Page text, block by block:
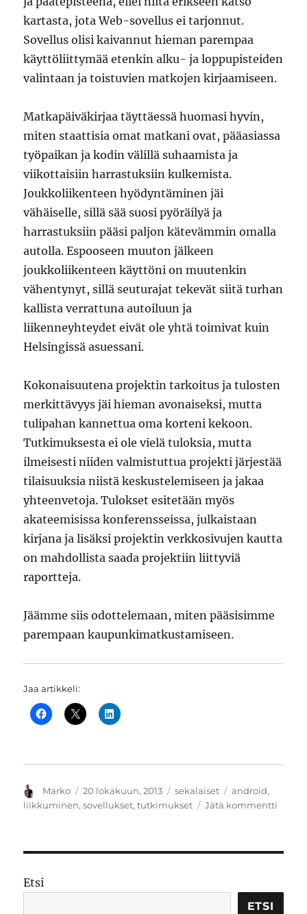
kartasta, jota Web-sovellus ei tarjonnut.
Sovellus olisi kaivannut hieman parempaa
käyttöliittymää etenkin alku- ja loppupisteiden
valintaan ja toistuvien matkojen kirjaamiseen.
Matkapäiväkirjaa täyttäessä huomasi hyvin,
miten staattisia omat matkani ovat, pääasiassa
työpaikan ja kodin välillä suhaamista ja
viikottaisiin harrastuksiin kulkemista.
Joukkoliikenteen hyödyntäminen jäi
vähäiselle, sillä sää suosi pyöräilyä ja
harrastuksiin pääsi paljon kätevämmin omalla
autolla. Espooseen muuton jälkeen
joukkoliikenteen käyttöni on muutenkin
vähentynyt, sillä seuturajat tekevät siitä turhan
kallista verrattuna autoiluun ja
liikenneyhteydet eivät ole yhtä toimivat kuin
Helsingissä asuessani.
Kokonaisuutena projektin tarkoitus ja tulosten
merkittävyys jäi hieman avonaiseksi, mutta
tulipahan kannettua oma korteni kekoon.
Tutkimuksesta ei ole vielä tuloksia, mutta
ilmeisesti niiden valmistuttua projekti järjestää
tilaisuuksia niistä keskustelemiseen ja jakaa
yhteenvetoja. Tulokset esitetään myös
akateemisissa konferensseissa, julkaistaan
kirjana ja lisäksi projektin verkkosivujen kautta
on mahdollista saada projektiin liittyviä
raportteja.
Jäämme siis odottelemaan, miten pääsisimme
parempaan kaupunkimatkustamiseen.
Jaa artikkeli:
Kirjoittaja
Marko Julkaistu
20 lokakuun, 2013 Kategoriat
sekalaiset Avainsanat
android,
liikkuminen,sovellukset,tutkimukset Jätä kommentti
Etsi
ETSI